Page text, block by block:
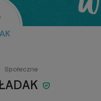
Społeczne